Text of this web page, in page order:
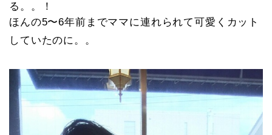
る。。！
ほんの5〜6年前までママに連れられて可愛くカット
していたのに。。